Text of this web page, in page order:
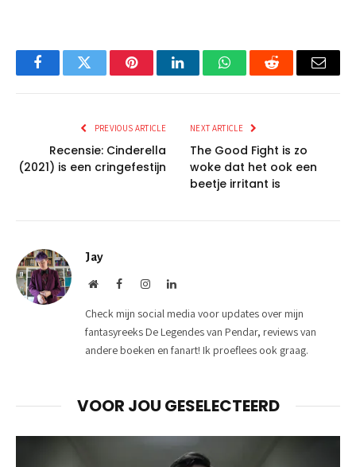
FacebookTwitter PinterestLinkedInWhatsAppReddit Email
PREVIOUS ARTICLE
Recensie: Cinderella
(2021) is een cringefestijn
NEXT ARTICLE
The Good Fight is zo
woke dat het ook een
beetje irritant is
Jay
WebsiteFacebookInstagramLinkedIn
Check mijn social media voor updates over mijn
fantasyreeks De Legendes van Pendar, reviews van
andere boeken en fanart! Ik proeflees ook graag.
VOOR JOU GESELECTEERD